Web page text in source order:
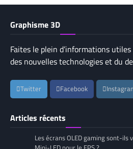
Graphisme 3D
Faites le plein d’informations
des nouvelles technologies et du
Twitter Facebook
Articles récents
Les écrans OLED gaming sont-